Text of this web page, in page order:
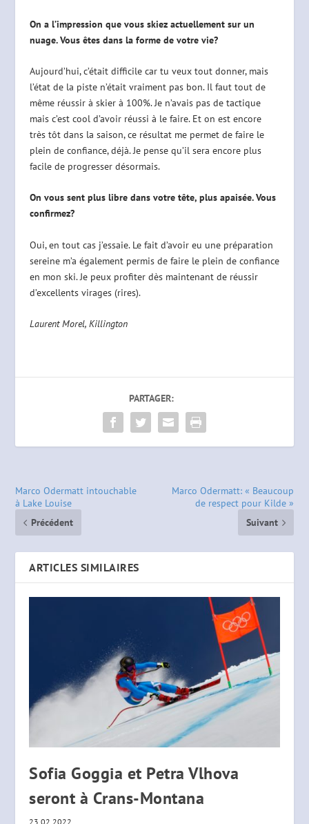
On a l’impression que vous skiez actuellement sur un
nuage. Vous êtes dans la forme de votre vie?
Aujourd’hui, c’était difficile car tu veux tout donner, mais
l’état de la piste n’était vraiment pas bon. Il faut tout de
même réussir à skier à 100%. Je n’avais pas de tactique
mais c’est cool d’avoir réussi à le faire. Et on est encore
très tôt dans la saison, ce résultat me permet de faire le
plein de confiance, déjà. Je pense qu’il sera encore plus
facile de progresser désormais.
On vous sent plus libre dans votre tête, plus apaisée. Vous
confirmez?
Oui, en tout cas j’essaie. Le fait d’avoir eu une préparation
sereine m’a également permis de faire le plein de confiance
en mon ski. Je peux profiter dès maintenant de réussir
d’excellents virages (rires).
Laurent Morel, Killington
PARTAGER:
Marco Odermatt intouchable
à Lake Louise
Précédent
Marco Odermatt: « Beaucoup
de respect pour Kilde »
Suivant
ARTICLES SIMILAIRES
Sofia Goggia et Petra Vlhova
seront à Crans-Montana
23.02.2022